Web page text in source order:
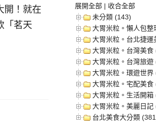
開！就在
「茗天
展開全部 | 收合全部
未分類 (143)
大胃米粒。懶人包整
大胃米粒。台北捷運
大胃米粒。台灣美食
大胃米粒。台灣旅遊
大胃米粒。環遊世界
大胃米粒。宅配美食
大胃米粒。生活開箱
大胃米粒。美麗日記
台北美食大分類